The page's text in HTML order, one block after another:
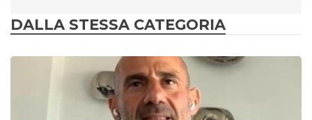
DALLA STESSA CATEGORIA